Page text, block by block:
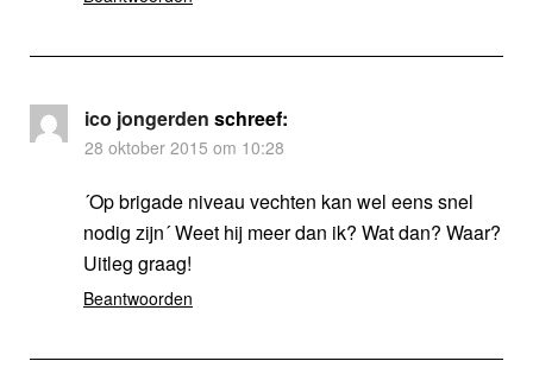
ico jongerden schreef:
28 oktober 2015 om 10:28
´Op brigade niveau vechten kan wel eens snel
nodig zijn´ Weet hij meer dan ik? Wat dan? Waar?
Uitleg graag!
Beantwoorden